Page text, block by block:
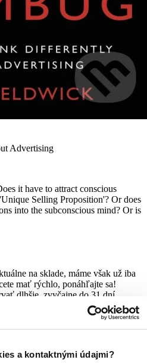
a kontaktnými údajmi?
Advertising
it have to attract conscious
Selling Proposition'? Or does
into the subconscious mind? Or is
na sklade, máme však už iba
mať rýchlo, ponáhľajte sa!
dlhšie, zvyčajne do 31 dní.